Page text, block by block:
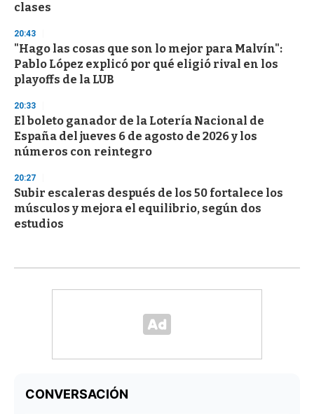
clases
20:43
"Hago las cosas que son lo mejor para Malvín":
Pablo López explicó por qué eligió rival en los
playoffs de la LUB
20:33
El boleto ganador de la Lotería Nacional de
España del jueves 6 de agosto de 2026 y los
números con reintegro
20:27
Subir escaleras después de los 50 fortalece los
músculos y mejora el equilibrio, según dos
estudios